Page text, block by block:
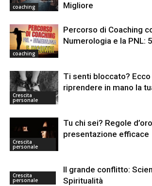
coaching
Migliore
coaching
Percorso di Coaching
Numerologia e la PNL:
Crescita
personale
Ti senti bloccato?
riprendere in mano la
Crescita
personale
Tu chi sei? Regole
presentazione efficace
Crescita
personale
Il grande conflitto:
Spiritualità